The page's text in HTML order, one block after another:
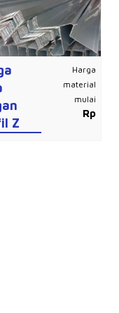
Z
Harga
material
mulai
Rp